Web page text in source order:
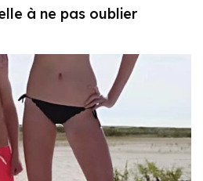
à ne pas oublier